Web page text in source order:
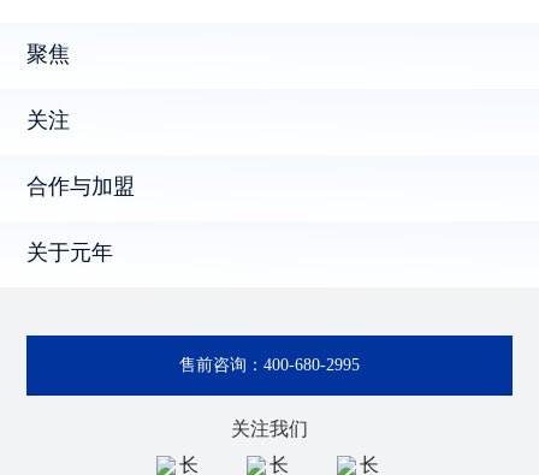
聚焦
关注
合作与加盟
关于元年
售前咨询： 400-680-2995
关注我们